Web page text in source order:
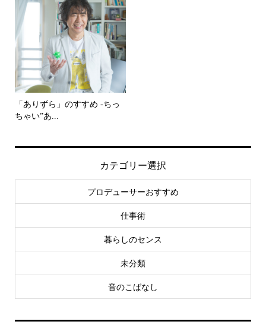
「ありずら」のすすめ -ちっ
ちゃい”あ...
カテゴリー選択
プロデューサーおすすめ
仕事術
暮らしのセンス
未分類
音のこばなし